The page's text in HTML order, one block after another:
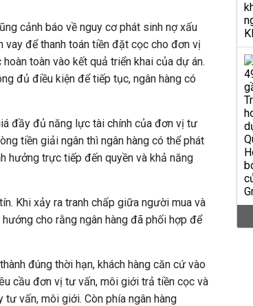
cảnh báo về nguy cơ phát sinh nợ xấu
vay để thanh toán tiền đặt cọc cho đơn vị
toàn vào kết quả triển khai của dự án.
đủ điều kiện để tiếp tục, ngân hàng có
đầy đủ năng lực tài chính của đơn vị tư
tiền giải ngân thì ngân hàng có thể phát
hưởng trực tiếp đến quyền và khả năng
Khi xảy ra tranh chấp giữa người mua và
cho rằng ngân hàng đã phối hợp để
đúng thời hạn, khách hàng căn cứ vào
cầu đơn vị tư vấn, môi giới trả tiền cọc và
vấn, môi giới. Còn phía ngân hàng